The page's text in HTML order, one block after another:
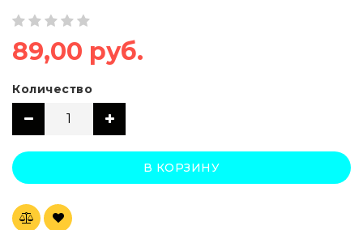
89,00 руб.
Количество
В КОРЗИНУ